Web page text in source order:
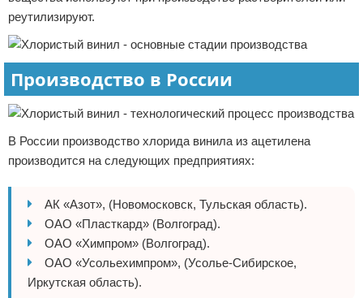
реутилизируют.
Производство в России
В России производство хлорида винила из ацетилена
производится на следующих предприятиях:
АК «Азот», (Новомосковск, Тульская область).
ОАО «Пласткард» (Волгоград).
ОАО «Химпром» (Волгоград).
ОАО «Усольехимпром», (Усолье-Сибирское,
Иркутская область).